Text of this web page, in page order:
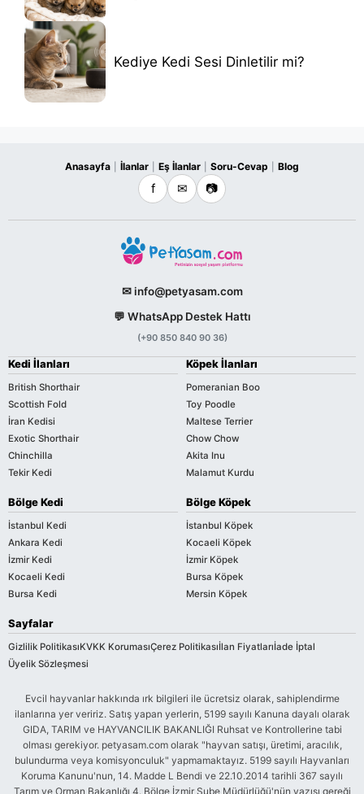
Kediye Kedi Sesi Dinletilir mi?
Anasayfa İlanlar Eş İlanlar Soru-Cevap Blog
f ✉ 📷
✉ info@petyasam.com
💬 WhatsApp Destek Hattı
(+90 850 840 90 36)
Kedi İlanları
British Shorthair
Scottish Fold
İran Kedisi
Exotic Shorthair
Chinchilla
Tekir Kedi
Köpek İlanları
Pomeranian Boo
Toy Poodle
Maltese Terrier
Chow Chow
Akita Inu
Malamut Kurdu
Bölge Kedi
İstanbul Kedi
Ankara Kedi
İzmir Kedi
Kocaeli Kedi
Bursa Kedi
Bölge Köpek
İstanbul Köpek
Kocaeli Köpek
İzmir Köpek
Bursa Köpek
Mersin Köpek
Sayfalar
Gizlilik PolitikasıKVKK KorumasıÇerez Politikasıİlan Fiyatlarıİade İptal
Üyelik Sözleşmesi
Evcil hayvanlar hakkında ırk bilgileri ile ücretsiz olarak, sahiplendirme
ilanlarına yer veririz. Satış yapan yerlerin, 5199 sayılı Kanuna dayalı olarak
GIDA, TARIM ve HAYVANCILIK BAKANLIĞI Ruhsat ve Kontrollerine tabi
olması gerekiyor. petyasam.com olarak "hayvan satışı, üretimi, aracılık,
bulundurma veya komisyonculuk" yapmamaktayız. 5199 sayılı Hayvanları
Koruma Kanunu'nun, 14. Madde L Bendi ve 22.10.2014 tarihli 367 sayılı
Tarım ve Orman Bakanlığı 4. Bölge İzmir Şube Müdürlüğü'nün yazısı gereği